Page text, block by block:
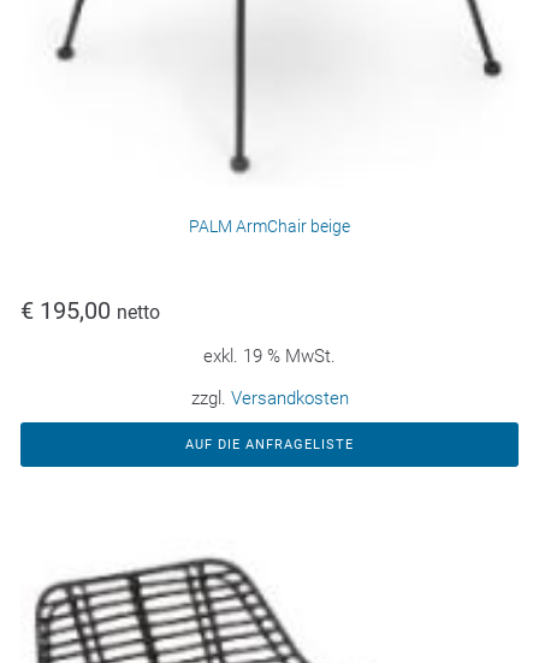
PALM ArmChair beige
€ 195,00 netto
exkl. 19 % MwSt.
zzgl. Versandkosten
AUF DIE ANFRAGELISTE